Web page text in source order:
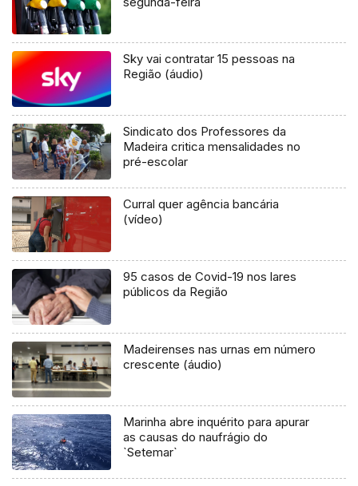
Sky vai contratar 15 pessoas na
Região (áudio)
Sindicato dos Professores da
Madeira critica mensalidades no
pré-escolar
Curral quer agência bancária
(vídeo)
95 casos de Covid-19 nos lares
públicos da Região
Madeirenses nas urnas em número
crescente (áudio)
Marinha abre inquérito para apurar
as causas do naufrágio do
`Setemar`